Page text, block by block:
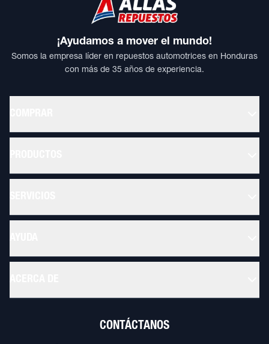
¡Ayudamos a mover el mundo!
Somos la empresa líder en repuestos automotrices en Honduras
con más de 35 años de experiencia.
CONTÁCTANOS